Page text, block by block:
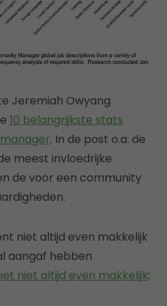
Jeremiah Owyang
10 belangrijkste stats
. In de post o.a. de
meest invloedrijke
de voor een community
niet altijd even makkelijk
aangaf hebben
niet altijd even makkelijk: